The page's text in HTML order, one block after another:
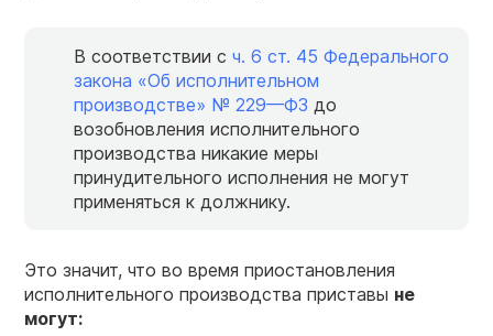
В соответствии с ч. 6 ст. 45 Федерального
закона «Об исполнительном
производстве» № 229—ФЗ до
возобновления исполнительного
производства никакие меры
принудительного исполнения не могут
применяться к должнику.
Это значит, что во время приостановления
исполнительного производства приставы не
могут: